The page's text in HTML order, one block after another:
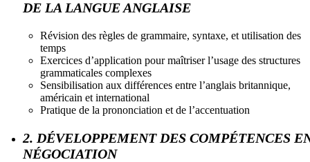
DE LA LANGUE ANGLAISE
Révision des règles de grammaire, syntaxe, et utilisation des
temps
Exercices d’application pour maîtriser l’usage des structures
grammaticales complexes
Sensibilisation aux différences entre l’anglais britannique,
américain et international
Pratique de la prononciation et de l’accentuation
2. DÉVELOPPEMENT DES COMPÉTENCES
NÉGOCIATION